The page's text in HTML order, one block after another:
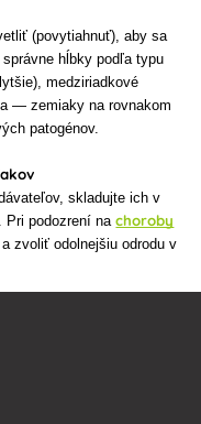
(povytiahnuť), aby sa
hĺbky podľa typu
medziriadkové
— zemiaky na rovnakom
patogénov.
skladujte ich v
Pri podozrení nachoroby
zvoliť odolnejšiu odrodu v